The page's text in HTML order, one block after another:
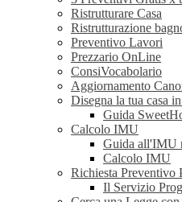
Ristrutturare Casa
Ristrutturazione
Preventivo Lavori
Prezzario OnLine
ConsiVocabolario
Aggiornamento
Disegna la tua casa
Guida
Calcolo IMU
Guida all'IMU
Calcolo IMU
Richiesta Preventivo
Il Servizio